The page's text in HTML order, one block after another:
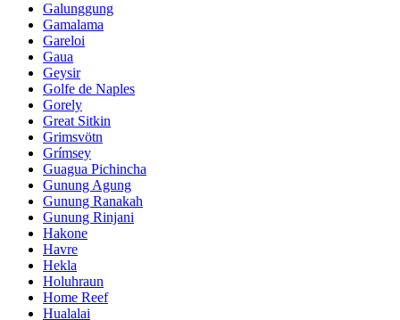
Galunggung
Gamalama
Gareloi
Gaua
Geysir
Golfe de Naples
Gorely
Great Sitkin
Grimsvötn
Grímsey
Guagua Pichincha
Gunung Agung
Gunung Ranakah
Gunung Rinjani
Hakone
Havre
Hekla
Holuhraun
Home Reef
Hualalai